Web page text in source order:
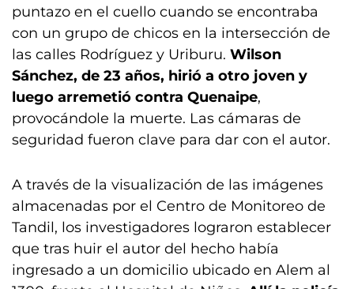
puntazo en el cuello cuando se encontraba
con un grupo de chicos en la intersección de
las calles Rodríguez y Uriburu. Wilson
Sánchez, de 23 años, hirió a otro joven y
luego arremetió contra Quenaipe,
provocándole la muerte. Las cámaras de
seguridad fueron clave para dar con el autor.
A través de la visualización de las imágenes
almacenadas por el Centro de Monitoreo de
Tandil, los investigadores lograron establecer
que tras huir el autor del hecho había
ingresado a un domicilio ubicado en Alem al